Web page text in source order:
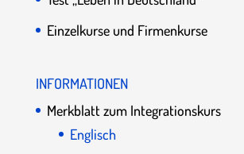
Einzelkurse und Firmenkurse
INFORMATIONEN
Merkblatt zum Integrationskurs
Englisch